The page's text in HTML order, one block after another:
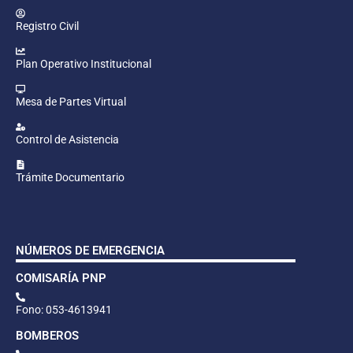
Registro Civil
Plan Operativo Institucional
Mesa de Partes Virtual
Control de Asistencia
Trámite Documentario
NÚMEROS DE EMERGENCIA
COMISARÍA PNP
Fono: 053-4613941
BOMBEROS